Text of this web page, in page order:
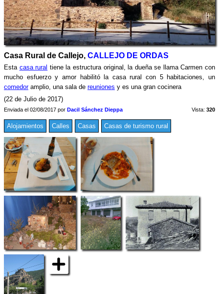
Casa Rural de Callejo, CALLEJO DE ORDAS
Esta casa rural tiene la estructura original, la dueña se llama Carmen con
mucho esfuerzo y amor habilitó la casa rural con 5 habitaciones, un
comedoramplio, una sala de reuniones y es una gran cocinera
(22 de Julio de 2017)
Enviada el 02/08/2017 por Dacil Sánchez Dieppa Vista: 320
Alojamientos Calles Casas Casas de turismo rural